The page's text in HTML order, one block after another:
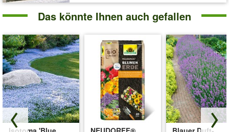
Das könnte Ihnen auch gefallen